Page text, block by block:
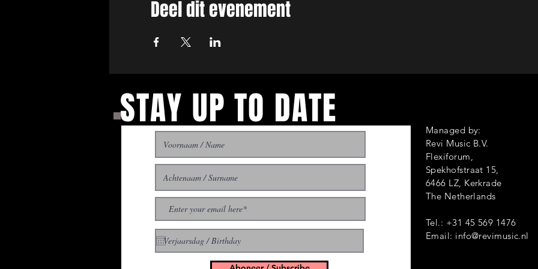
Deel dit evenement
STAY UP TO DATE
up to get our newsletter
Managed by:
Revi Music B.V.
Flexiforum,
Spekhofstraat
6466 LZ, Kerkrade
The Netherlands
Tel.: +31 45 569 1476
Email: info@revimusic.nl